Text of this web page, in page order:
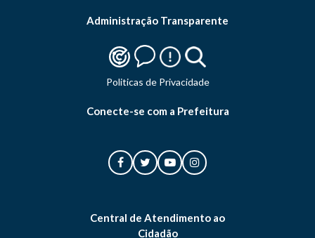
Administração Transparente
Politicas de Privacidade
Conecte-se com a Prefeitura
Central de Atendimento ao
Cidadão